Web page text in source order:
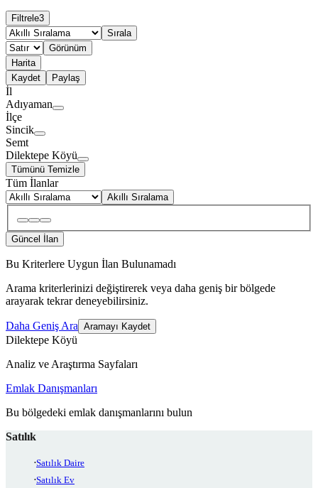
Filtrele3
Sırala
Görünüm
Harita
Kaydet
Paylaş
İl
Adıyaman
İlçe
Sincik
Semt
Dilektepe Köyü
Tümünü Temizle
Tüm İlanlar
Akıllı Sıralama
Güncel İlan
Bu Kriterlere Uygun İlan Bulunamadı
Arama kriterlerinizi değiştirerek veya daha geniş bir bölgede
arayarak tekrar deneyebilirsiniz.
Daha Geniş Ara Aramayı Kaydet
Dilektepe Köyü
Analiz ve Araştırma Sayfaları
Emlak Danışmanları
Bu bölgedeki emlak danışmanlarını bulun
Satılık
Satılık Daire
Satılık Ev